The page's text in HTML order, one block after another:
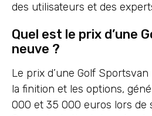
des utilisateurs et des
Quel est le prix d’une
neuve ?
Le prix d’une Golf
la finition et les options,
000 et 35 000 euros lors de